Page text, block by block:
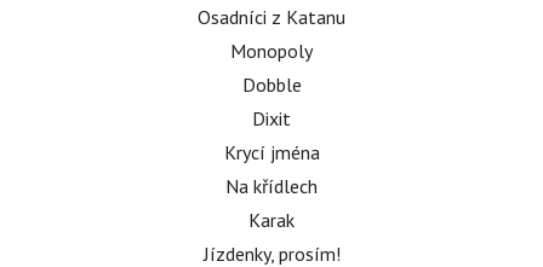
Osadníci z Katanu
Monopoly
Dobble
Dixit
Krycí jména
Na křídlech
Karak
Jízdenky, prosím!